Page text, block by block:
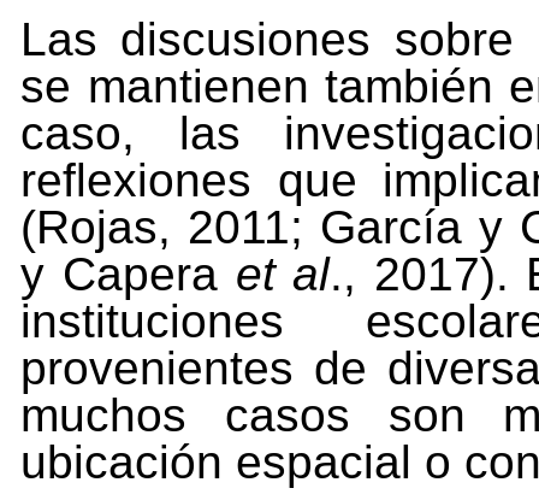
Las discusiones
se mantienen también
caso, las
reflexiones que
(Rojas, 2011; García y
y Capera et al., 2017).
instituciones
provenientes de
muchos casos son
ubicación espacial o